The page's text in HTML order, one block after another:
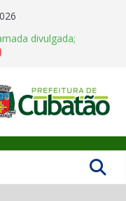
divulgada;
Julho
Cursos Técnicos